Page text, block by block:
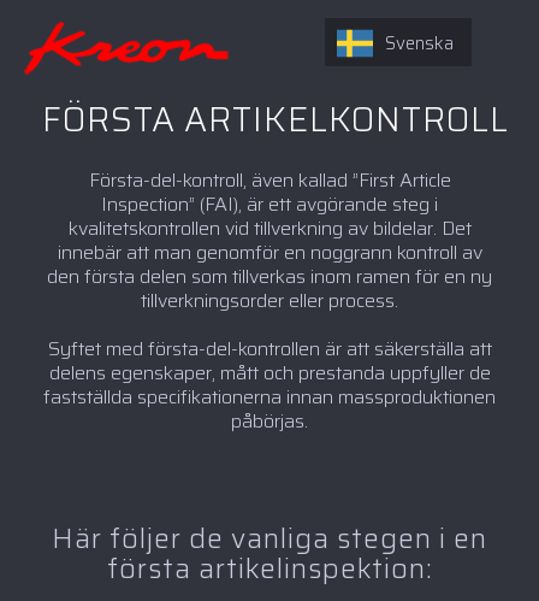
FÖRSTA ARTIKELKONTROLL
Första-del-kontroll, även kallad ”First Article
Inspection” (FAI), är ett avgörande steg i
kvalitetskontrollen vid tillverkning av bildelar. Det
innebär att man genomför en noggrann kontroll av
den första delen som tillverkas inom ramen för en ny
tillverkningsorder eller process.
Syftet med första-del-kontrollen är att säkerställa att
delens egenskaper, mått och prestanda uppfyller de
fastställda specifikationerna innan massproduktionen
påbörjas.
Här följer de vanliga stegen i en
första artikelinspektion:
Svenska